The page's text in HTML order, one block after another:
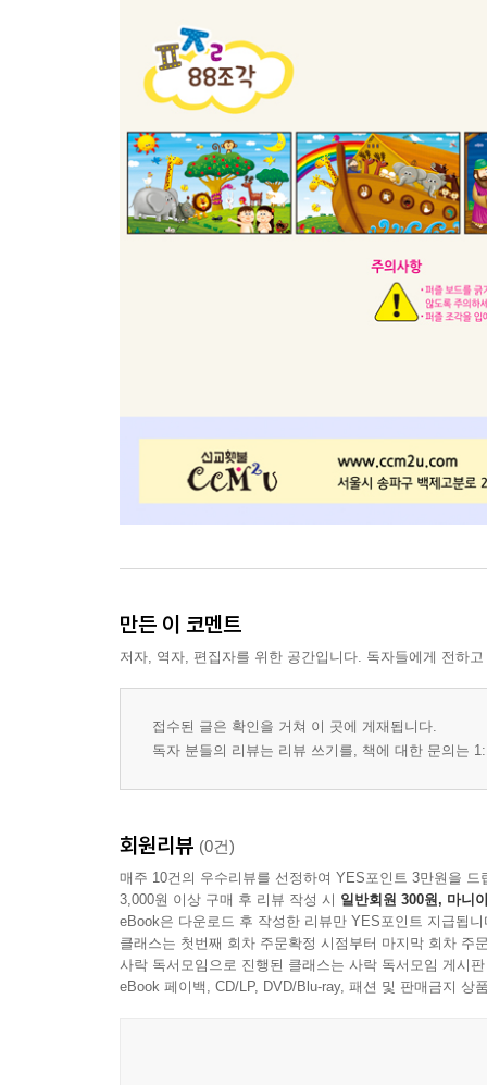
만든 이 코멘트
저자, 역자, 편집자를 위한 공간입니다. 독자들에게 전하
접수된 글은 확인을 거쳐 이 곳에 게재됩니다.
독자 분들의 리뷰는 리뷰 쓰기를, 책에 대한 문의는
회원리뷰 (0건)
매주 10건의 우수리뷰를 선정하여 YES포인트 3만원을 드
3,000원 이상 구매 후 리뷰 작성 시 일반회원 300원, 마니
eBook은 다운로드 후 작성한 리뷰만 YES포인트 지급됩니
클래스는 첫번째 회차 주문확정 시점부터 마지막 회차 주
사락 독서모임으로 진행된 클래스는 사락 독서모임 게시
eBook 페이백, CD/LP, DVD/Blu-ray, 패션 및 판매금지 상